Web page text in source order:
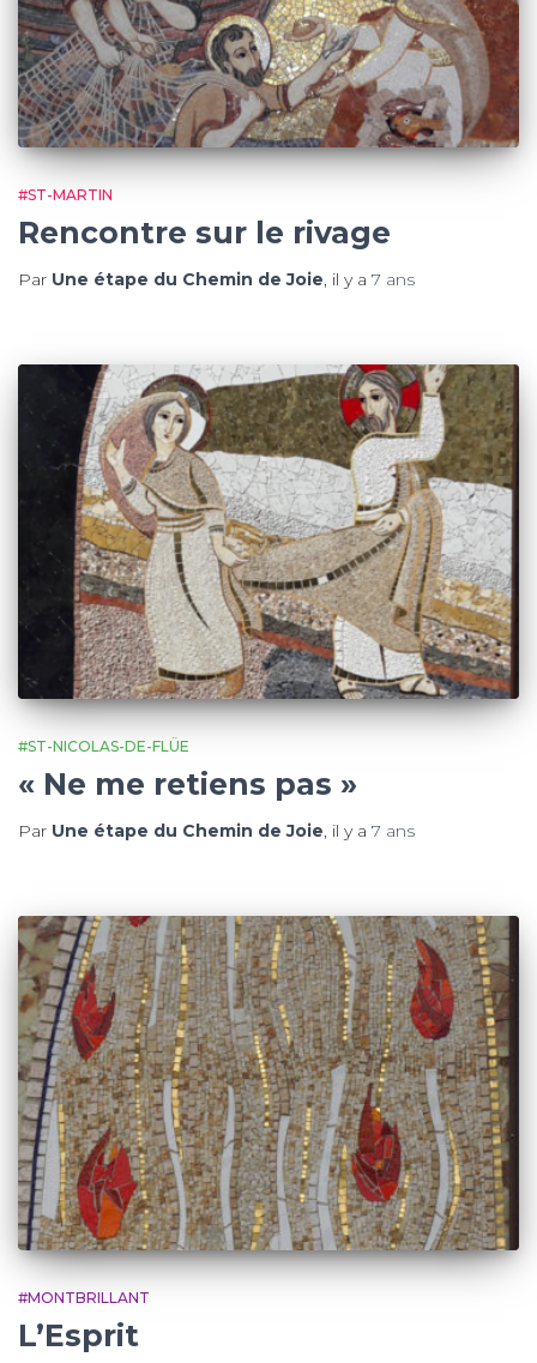
#ST-MARTIN
Rencontre sur le rivage
Par Une étape du Chemin de Joie, il y a 7 ans
#ST-NICOLAS-DE-FLÜE
« Ne me retiens pas »
Par Une étape du Chemin de Joie, il y a 7 ans
#MONTBRILLANT
L’Esprit